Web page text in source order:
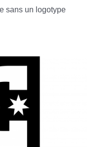
sans un logotype